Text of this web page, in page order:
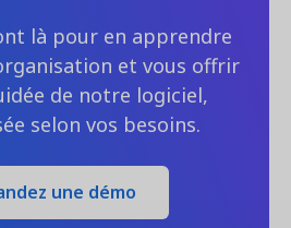
là pour en apprendre
et vous offrir
de notre logiciel,
selon vos besoins.
une démo